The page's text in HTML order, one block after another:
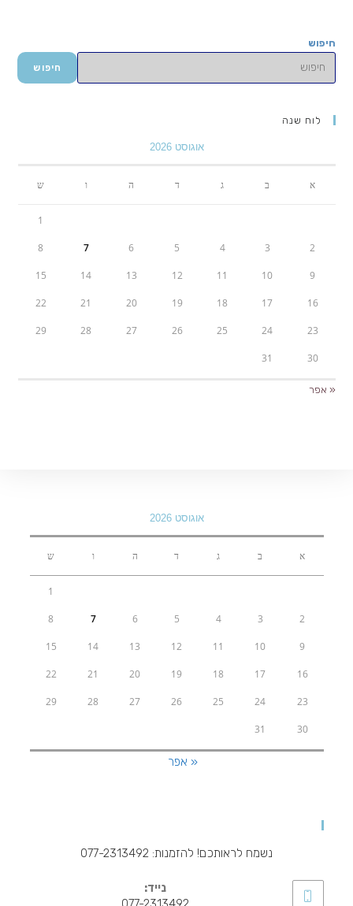
חיפוש
חיפוש
לוח שנה
אוגוסט 2026
א ב ג ד ה ו ש
1
2
3
4
5
6
7
8
9
10
11
12
13
14
15
16
17
18
19
20
21
22
23
24
25
26
27
28
29
30
31
« אפר
אוגוסט 2026
א ב ג ד ה ו ש
1
2
3
4
5
6
7
8
9
10
11
12
13
14
15
16
17
18
19
20
21
22
23
24
25
26
27
28
29
30
31
« אפר
נשמח לראותכם! להזמנות: 077-2313492
נייד: